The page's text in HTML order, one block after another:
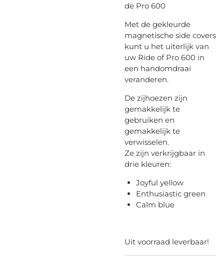
de Pro 600
Met de gekleurde
magnetische side covers
kunt u het uiterlijk van
uw Ride of Pro 600 in
een handomdraai
veranderen.
De zijhoezen zijn
gemakkelijk te
gebruiken en
gemakkelijk te
verwisselen.
Ze zijn verkrijgbaar in
drie kleuren:
Joyful yellow
Enthusiastic green
Calm blue
Uit voorraad leverbaar!